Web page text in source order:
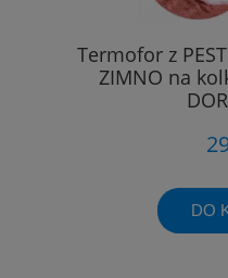
Termofor z
ZIMNO na
DO